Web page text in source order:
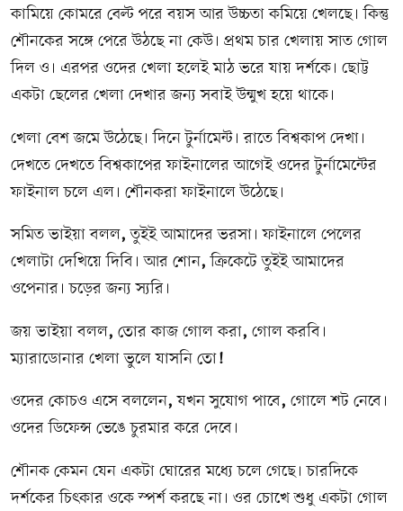
কামিয়ে কোমরে বেল্ট পরে বয়স আর উচ্চতা কমিয়ে খেলছে। কিন্তু
শৌনকের সঙ্গে পেরে উঠছে না কেউ। প্রথম চার খেলায় সাত গোল
দিল ও। এরপর ওদের খেলা হলেই মাঠ ভরে যায় দর্শকে। ছোট্ট
একটা ছেলের খেলা দেখার জন্য সবাই উন্মুখ হয়ে থাকে।
খেলা বেশ জমে উঠেছে। দিনে টুর্নামেন্ট। রাতে বিশ্বকাপ দেখা।
দেখতে দেখতে বিশ্বকাপের ফাইনালের আগেই ওদের টুর্নামেন্টের
ফাইনাল চলে এল। শৌনকরা ফাইনালে উঠেছে।
সমিত ভাইয়া বলল,তুইই আমাদের ভরসা। ফাইনালে পেলের
খেলাটা দেখিয়ে দিবি। আর শোন,ক্রিকেটে তুইই আমাদের
ওপেনার। চড়ের জন্য স্যরি।
জয় ভাইয়া বলল, তোর কাজ গোল করা, গোল করবি।
ম্যারাডোনার খেলা ভুলে যাসনি তো!
ওদের কোচও এসে বললেন,যখন সুযোগ পাবে, গোলে শট নেবে।
ওদের ডিফেন্স ভেঙে চুরমার করে দেবে।
শৌনক কেমন যেন একটা ঘোরের মধ্যে চলে গেছে। চারদিকে
দর্শকের চিত্কার ওকে স্পর্শ করছে না। ওর চোখে শুধু একটা গোল